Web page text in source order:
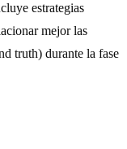
estrategias
mejor las
truth) durante la fase